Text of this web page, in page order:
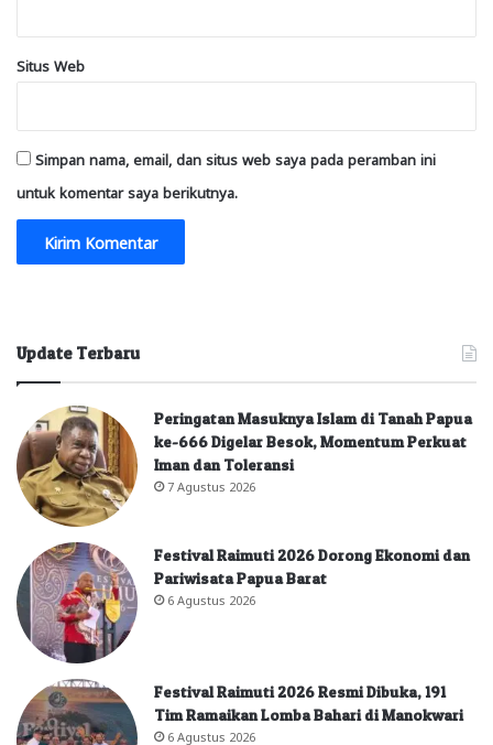
Situs Web
Simpan nama, email, dan situs web saya pada peramban ini
untuk komentar saya berikutnya.
Update Terbaru
Peringatan Masuknya Islam di Tanah Papua
ke-666 Digelar Besok, Momentum Perkuat
Iman dan Toleransi
7 Agustus 2026
Festival Raimuti 2026 Dorong Ekonomi dan
Pariwisata Papua Barat
6 Agustus 2026
Festival Raimuti 2026 Resmi Dibuka, 191
Tim Ramaikan Lomba Bahari di Manokwari
6 Agustus 2026